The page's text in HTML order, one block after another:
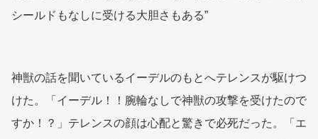
シールドもなしに受ける大胆さもある”
神獣の話を聞いているイーデルのもとへテレンスが駆けつ
けた。「イーデル！！腕輪なしで神獣の攻撃を受けたので
すか！？」テレンスの顔は心配と驚きで必死だった。「エ